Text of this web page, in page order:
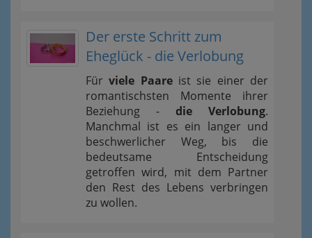
Der erste Schritt zum
Eheglück - die Verlobung
Fürviele Paareist sie einer der
romantischsten Momente ihrer
Beziehung - die Verlobung.
Manchmal ist es ein langer und
beschwerlicher Weg, bis die
bedeutsame Entscheidung
getroffen wird, mit dem Partner
den Rest des Lebens verbringen
zu wollen.